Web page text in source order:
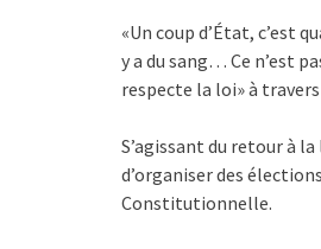
«Un coup d’État, c’est
y a du sang… Ce n’est
respecte la loi» à
S’agissant du retour à
d’organiser des
Constitutionnelle.